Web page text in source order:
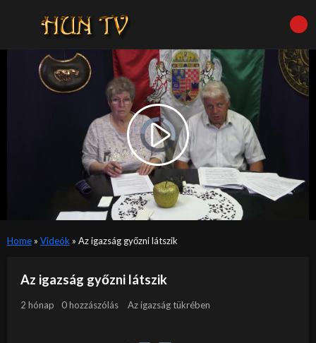
Video
Player
is
loading.Play
Video
Home» Videók » Az igazság győzni látszik
Az igazság győzni látszik
2 hónap 0 hozzászólás Az igazság tükrében